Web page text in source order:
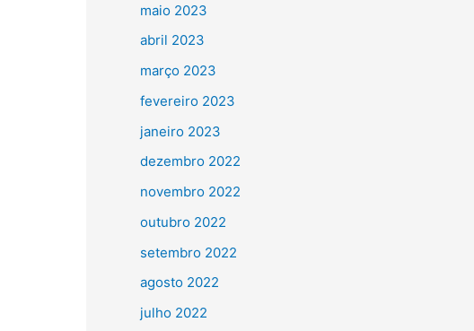
maio 2023
abril 2023
março 2023
fevereiro 2023
janeiro 2023
dezembro 2022
novembro 2022
outubro 2022
setembro 2022
agosto 2022
julho 2022